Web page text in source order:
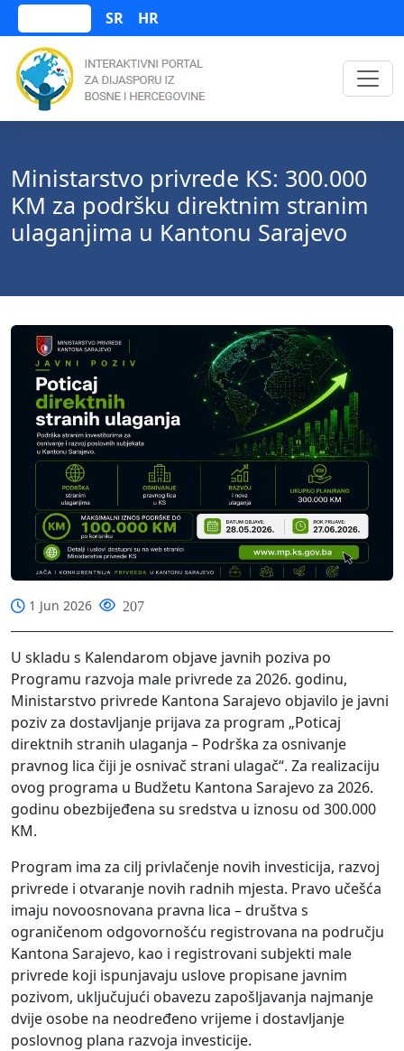
SR HR
Ministarstvo privrede KS: 300.000
KM za podršku direktnim stranim
ulaganjima u Kantonu Sarajevo
1 Jun 2026 207
U skladu s Kalendarom objave javnih poziva po
Programu razvoja male privrede za 2026. godinu,
Ministarstvo privrede Kantona Sarajevo objavilo je javni
poziv za dostavljanje prijava za program „Poticaj
direktnih stranih ulaganja – Podrška za osnivanje
pravnog lica čiji je osnivač strani ulagač“. Za realizaciju
ovog programa u Budžetu Kantona Sarajevo za 2026.
godinu obezbijeđena su sredstva u iznosu od 300.000
KM.
Program ima za cilj privlačenje novih investicija, razvoj
privrede i otvaranje novih radnih mjesta. Pravo učešća
imaju novoosnovana pravna lica – društva s
ograničenom odgovornošću registrovana na području
Kantona Sarajevo, kao i registrovani subjekti male
privrede koji ispunjavaju uslove propisane javnim
pozivom, uključujući obavezu zapošljavanja najmanje
dvije osobe na neodređeno vrijeme i dostavljanje
poslovnog plana razvoja investicije.